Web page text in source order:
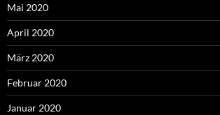
Mai 2020
April 2020
März 2020
Februar 2020
Januar 2020